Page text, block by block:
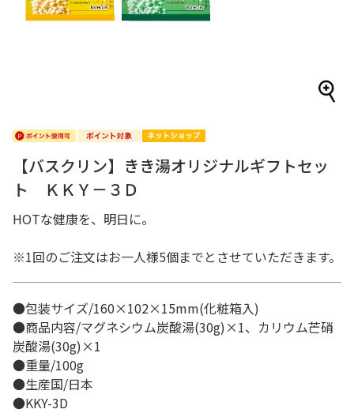
【バスクリン】きき湯オリジナルギフトセッ
ト ＫＫＹ－３Ｄ
HOTな健康を、明日に。
※1回のご注文はお一人様5個までとさせていただきます。
●包装サイズ/160×102×15mm(化粧箱入)
●商品内容/マグネシウム炭酸湯(30g)×1、カリウム芒硝
炭酸湯(30g)×1
●重量/100g
●生産国/日本
●KKY-3D